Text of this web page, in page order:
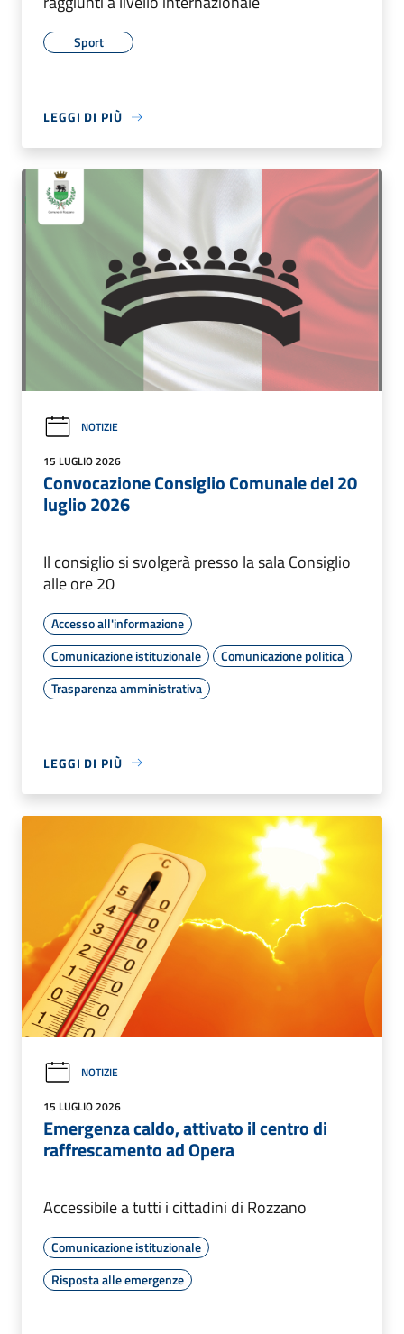
Sport
LEGGI DI PIÙ
NOTIZIE
15 LUGLIO 2026
Convocazione Consiglio Comunale del 20
luglio 2026
Il consiglio si svolgerà presso la sala Consiglio
alle ore 20
Accesso all'informazione
Comunicazione istituzionale
Comunicazione politica
Trasparenza amministrativa
LEGGI DI PIÙ
NOTIZIE
15 LUGLIO 2026
Emergenza caldo, attivato il centro di
raffrescamento ad Opera
Accessibile a tutti i cittadini di Rozzano
Comunicazione istituzionale
Risposta alle emergenze